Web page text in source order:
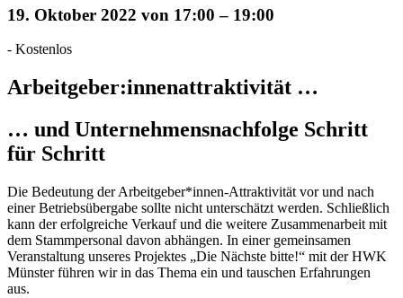
19. Oktober 2022 von 17:00 – 19:00
- Kostenlos
Arbeitgeber:innenattraktivität …
… und Unternehmensnachfolge Schritt
für Schritt
Die Bedeutung der Arbeitgeber*innen-Attraktivität vor und nach
einer Betriebsübergabe sollte nicht unterschätzt werden. Schließlich
kann der erfolgreiche Verkauf und die weitere Zusammenarbeit mit
dem Stammpersonal davon abhängen. In einer gemeinsamen
Veranstaltung unseres Projektes „Die Nächste bitte!“ mit der HWK
Münster führen wir in das Thema ein und tauschen Erfahrungen
aus.